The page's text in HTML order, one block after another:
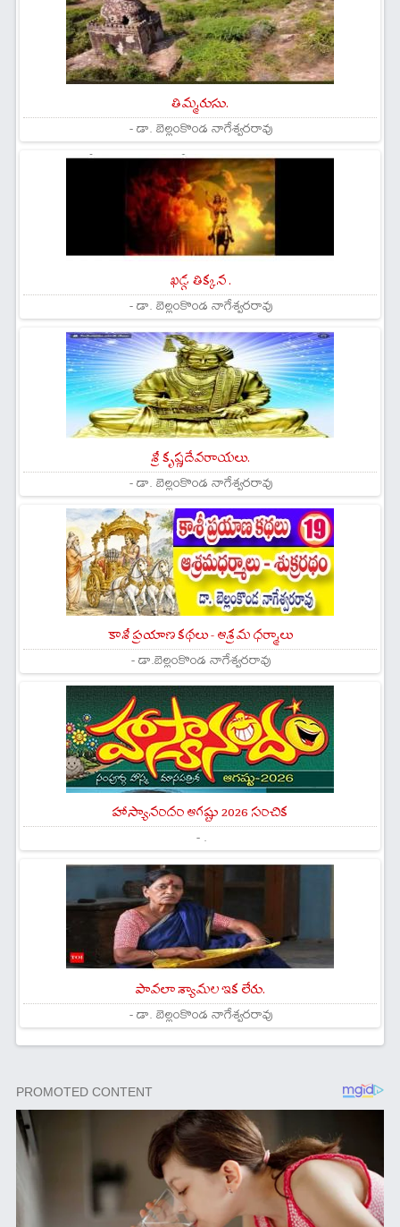
తిమ్మరుసు.
- డా. బెల్లంకొండ నాగేశ్వరరావు
ఖడ్గ తిక్కన .
- డా. బెల్లంకొండ నాగేశ్వరరావు
శ్రీ కృష్ణదేవరాయలు.
- డా. బెల్లంకొండ నాగేశ్వరరావు
కాశీ ప్రయాణ కథలు - ఆశ్రమ ధర్మాలు
- డా.బెల్లంకొండ నాగేశ్వరరావు
హాస్యానందం ఆగష్టు 2026 సంచిక
- .
పావలా శ్యామల ఇక లేరు.
- డా. బెల్లంకొండ నాగేశ్వరరావు